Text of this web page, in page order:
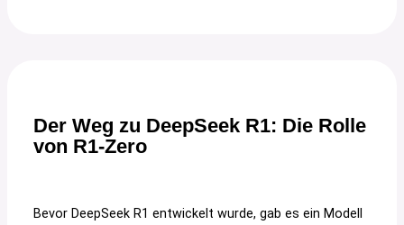
Der Weg zu DeepSeek R1: Die Rolle
von R1-Zero
Bevor DeepSeek R1 entwickelt wurde, gab es ein Modell